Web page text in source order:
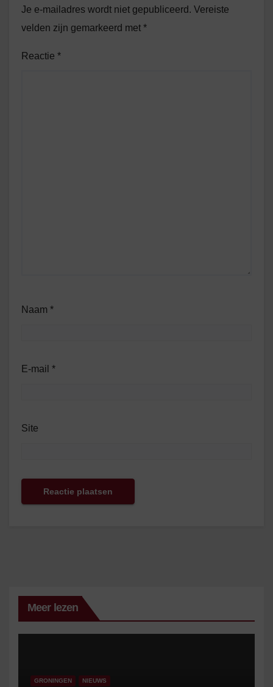
Je e-mailadres wordt niet gepubliceerd. Vereiste
velden zijn gemarkeerd met *
Reactie *
Naam *
E-mail *
Site
Meer lezen
GRONINGEN NIEUWS